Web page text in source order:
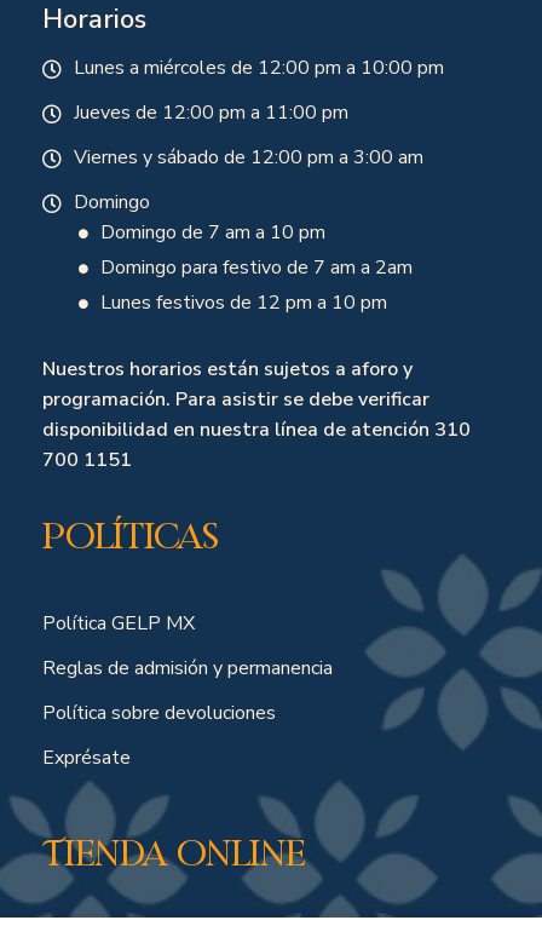
Horarios
Lunes a miércoles de 12:00 pm a 10:00 pm
Jueves de 12:00 pm a 11:00 pm
Viernes y sábado de 12:00 pm a 3:00 am
Domingo
Domingo de 7 am a 10 pm
Domingo para festivo de 7 am a 2am
Lunes festivos de 12 pm a 10 pm
Nuestros horarios están sujetos a aforo y
programación. Para asistir se debe verificar
disponibilidad en nuestra línea de atención 310
700 1151
Políticas
Política GELP MX
Reglas de admisión y permanencia
Política sobre devoluciones
Exprésate
Tienda online